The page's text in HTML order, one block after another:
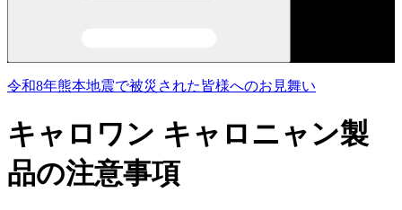
令和8年熊本地震で被災された皆様へのお見舞い
キャロワン キャロニャン製
品の注意事項